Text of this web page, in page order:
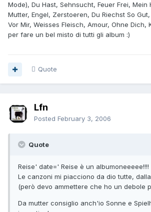
Mode), Du Hast, Sehnsucht, Feuer Frei, Mein
Mutter, Engel, Zerstoeren, Du Riechst So
Vor Mir, Weisses Fleisch, Amour, Ohne Dich,
per fare un bel misto di tutti gli album :)
Quote
Lfn
Posted February 3, 2006
Quote
Reise' date=' Reise è un albumoneeeee!!!!
Le canzoni mi piacciono da dio tutte,
(però devo ammettere che ho un debole
Da mutter consiglio anch'io Sonne e